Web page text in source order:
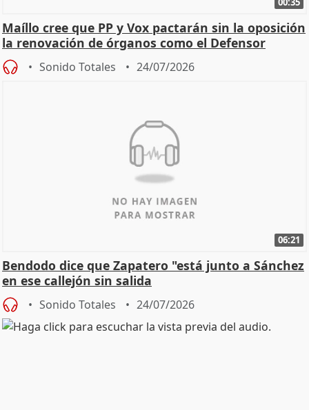
Maíllo cree que PP y Vox pactarán sin la oposición
la renovación de órganos como el Defensor
Sonido Totales 24/07/2026
06:21
Bendodo dice que Zapatero "está junto a Sánchez
en ese callejón sin salida
Sonido Totales 24/07/2026